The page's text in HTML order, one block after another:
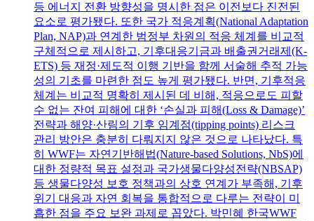
등 에너지 전환 방향성을 명시한 점은 이전보다 진전된
요소로 평가됐다. 또한 국가 적응계획(National Adaptation
Plan, NAP)과 연계한 범정부 차원의 적응 체계를 비교적
구체적으로 제시하고, 기후대응기금과 배출권거래제(K-
ETS) 등 재정·제도적 이행 기반을 함께 서술해 추적 가능
성의 기초를 마련한 점도 높게 평가됐다. 반면, 기후적응
체계는 비교적 명확히 제시된 데 비해, 적응으로도 피할
수 없는 잔여 피해에 대한 ‘손실과 피해(Loss & Damage)’
전략과 해양·산림의 기후 임계점(tipping points) 리스크
관리 방안은 충분히 다뤄지지 않은 것으로 나타났다. 특
히 WWF는 자연기반해법(Nature-based Solutions, NbS)에
대한 정량적 목표 설정과 국가생물다양성전략(NBSAP)
등 생물다양성 보호 정책과의 상호 연계가 부족해, 기후
위기 대응과 자연 회복을 통합적으로 다루는 전략이 미
흡한 점을 주요 보완 과제로 꼽았다. 박민혜 한국WWF